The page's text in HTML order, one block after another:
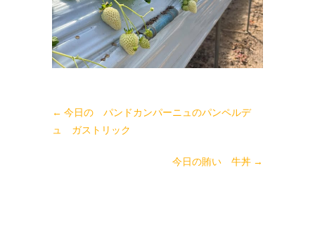
← 今日の パンドカンパーニュのパンペルデ
ュ ガストリック
今日の賄い 牛丼 →